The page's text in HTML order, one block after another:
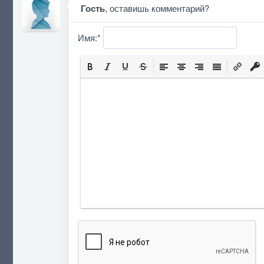
Гость, оставишь комментарий?
Имя:*